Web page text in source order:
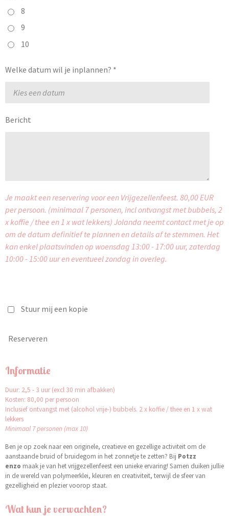
8
9
10
Welke datum wil je inplannen? *
Bericht
Je maakt een reservering voor een Vrijgezellenfeest. 80,00 EUR
per persoon. (minimaal 7 personen, incl ontvangst met bubbels, 2
x koffie / thee en 1 x wat lekkers) Jolanda neemt contact met je op
om de datum definitief te plannen en details af te stemmen. Het
kan enkel plaatsvinden op woensdag 13:00 - 17:00 uur, zaterdag
10:00 - 15:00 uur en eventueel zondag in overleg.
Stuur mij een kopie
Reserveren
Informatie
Duur: 2,5 - 3 uur (excl 30 min afbakken)
Kosten: 80,00 per persoon
Inclusief ontvangst met (alcohol vrije-) bubbels. 2 x koffie / thee en 1 x wat
lekkers
Minimaal 7 personen (max 10)
Ben je op zoek naar een originele, creatieve en gezellige activiteit om de
aanstaande bruid of bruidegom in het zonnetje te zetten? Bij Potzz
enzo maak je van het vrijgezellenfeest een unieke ervaring! Samen duiken jullie
in de wereld van polymeerklei, kleuren en creativiteit, terwijl de sfeer van
gezelligheid en plezier voorop staat.
Wat kun je verwachten?